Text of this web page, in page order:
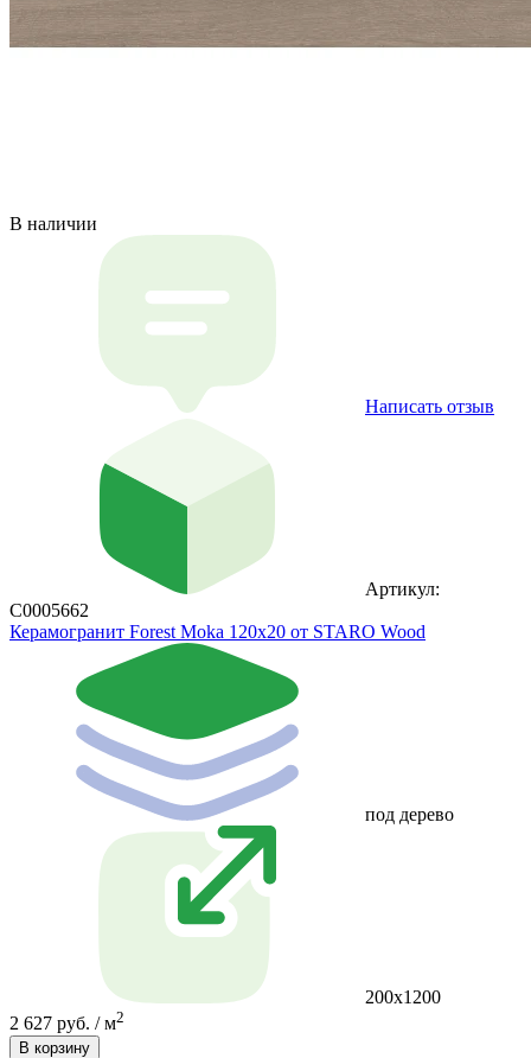
В наличии
Написать отзыв
Артикул:
С0005662
Керамогранит Forest Moka 120x20 от STARO Wood
под дерево
200x1200
2 627 руб. / м2
В корзину